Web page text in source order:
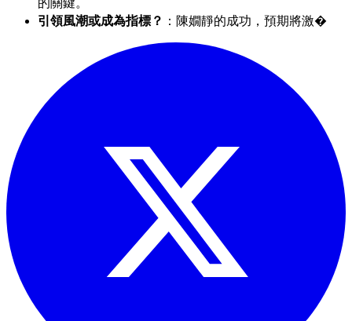
引領風潮或成為指標？ ：陳嫺靜的成功，預期將激�